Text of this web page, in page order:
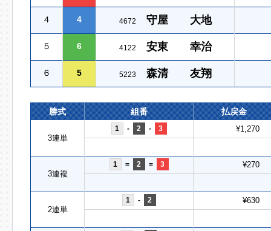
４ 4 4672 守屋 大地
５ 6 4122 安東 幸治
６ 5 5223 森清 友翔
勝式 組番 払戻金
3連単
1 - 2 - 3 ¥1,270
3連複
1 = 2 = 3 ¥270
2連単
1 - 2 ¥630